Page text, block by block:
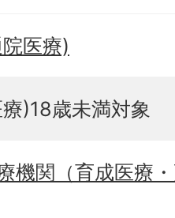
医療)
)18歳未満対象
機関（育成医療